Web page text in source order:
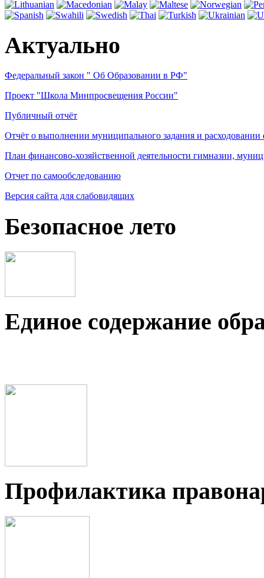
Актуально
Федеральный закон " Об Образовании в РФ"
Проект "Школа Минпросвещения России"
Публичный отчёт
Отчёт о выполнении муниципального задания и
План финансово-хозяйственной деятельности гимназии,
Отчет по самообследованию
Версия сайта для слабовидящих
Безопасное лето
Единое содержание
Профилактика